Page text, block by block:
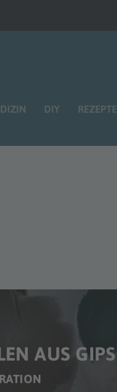
DIY REZEPTE
AUS GIPS